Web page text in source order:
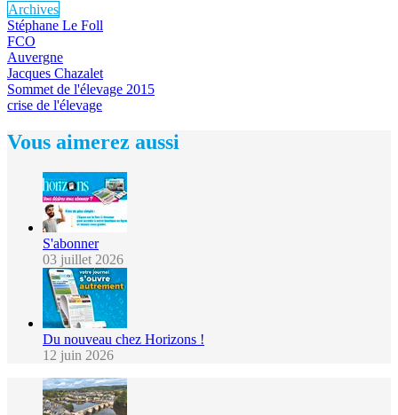
Archives
Stéphane Le Foll
FCO
Auvergne
Jacques Chazalet
Sommet de l'élevage 2015
crise de l'élevage
Vous aimerez aussi
S'abonner
03 juillet 2026
Du nouveau chez Horizons !
12 juin 2026